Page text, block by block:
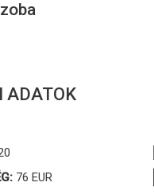
ADATOK
76 EUR